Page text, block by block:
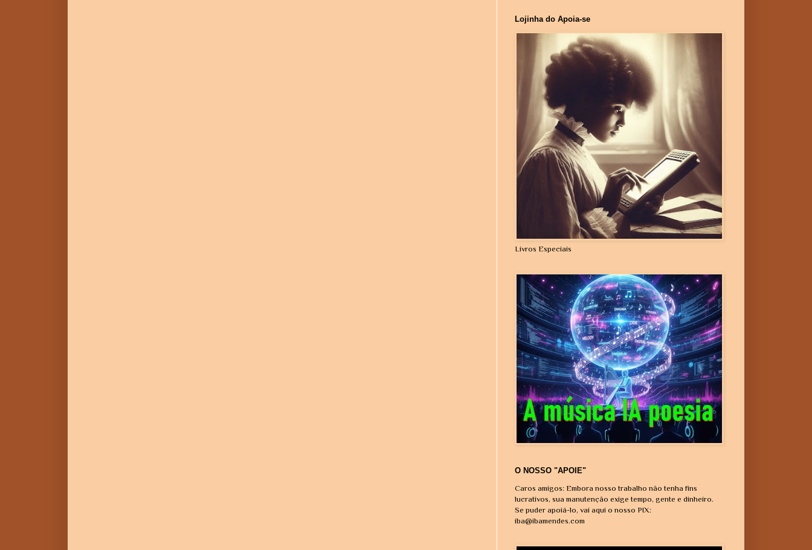
Lojinha do Apoia-se
Livros Especiais
O NOSSO "APOIE"
Caros amigos: Embora nosso trabalho não tenha fins
lucrativos, sua manutenção exige tempo, gente e dinheiro.
Se puder apoiá-lo, vai aqui o nosso PIX:
iba@ibamendes.com